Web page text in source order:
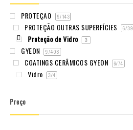
PROTEÇÃO 9/143
PROTEÇÃO OUTRAS SUPERFÍCIES 6/39
Proteção de Vidro 3
GYEON 9/408
COATINGS CERÂMICOS GYEON 6/74
Vidro 3/4
Preço